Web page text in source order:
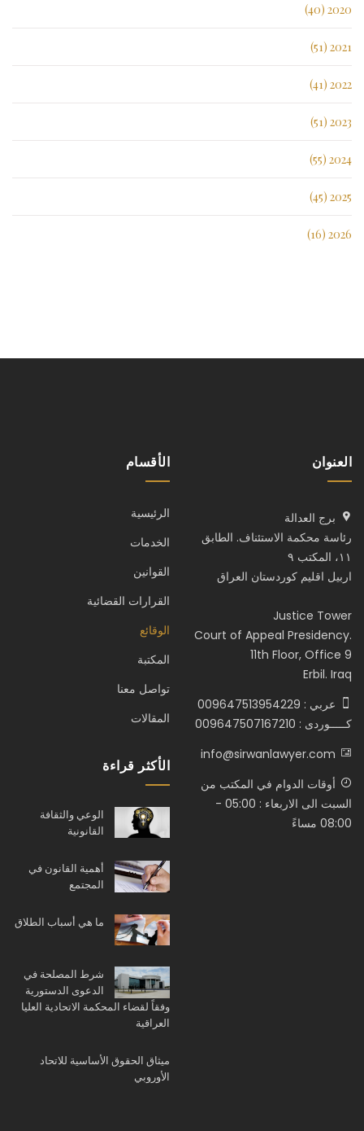
2020 (40)
2021 (51)
2022 (41)
2023 (51)
2024 (55)
2025 (45)
2026 (16)
العنوان
برج العدالة
رئاسة محكمة الاستئناف. الطابق
١١، المكتب ٩
اربيل اقليم كوردستان العراق
Justice Tower
Court of Appeal Presidency.
11th Floor, Office 9
Erbil. Iraq
عربي : 009647513954229
كـــــوردى : 009647507167210
info@sirwanlawyer.com
أوقات الدوام في المكتب من
السبت الى الاربعاء : 05:00 -
08:00 مساءً
الأقسام
الرئيسية
الخدمات
القوانين
القرارات القضائية
الوقائع
المكتبة
تواصل معنا
المقالات
الأكثر قراءة
الوعي والثقافة
القانونية
أهمية القانون في
المجتمع
ما هي أسباب الطلاق
شرط المصلحة في
الدعوى الدستورية
وفقاً لقضاء المحكمة الاتحادية العليا
العراقية
ميثاق الحقوق الأساسية للاتحاد
الأوروبي